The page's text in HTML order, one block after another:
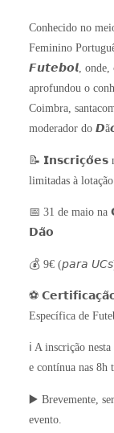
Conhecido no
Feminino
𝙁𝙪𝙩𝙚𝙗𝙤𝙡, onde,
aprofundou o
Coimbra,
moderador do
📝 𝗜𝗻𝘀𝗰𝗿𝗶𝗰̧𝗼̃𝗲𝘀
limitadas à lotação
📅 31 de maio
𝗗𝗮̃𝗼
💰 9€ (𝘱𝘢𝘳𝘢
⚽️
Específica de
ℹ️ A inscrição
e contínua nas 8h
▶️ Brevemente,
evento.